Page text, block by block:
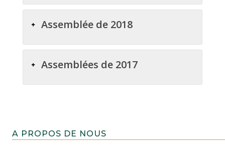
Assemblée de 2018
Assemblées de 2017
A PROPOS DE NOUS